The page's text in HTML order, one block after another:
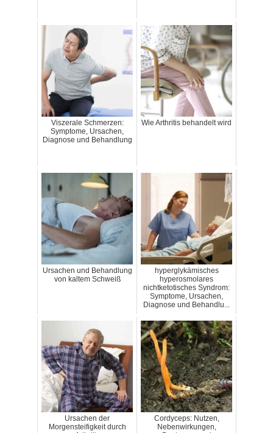
Viszerale Schmerzen:
Symptome, Ursachen,
Diagnose und Behandlung
Wie Arthritis behandelt wird
Ursachen und Behandlung
von kaltem Schweiß
hyperglykämisches
hyperosmolares
nichtketotisches Syndrom:
Symptome, Ursachen,
Diagnose und Behandlu...
Ursachen der
Morgensteifigkeit durch
Cordyceps: Nutzen,
Nebenwirkungen,